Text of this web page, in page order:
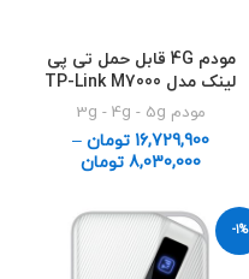
مودم 4G قابل حمل تی پی
لینک مدل TP-Link M7000
مودم 3g - 4g - 5g
16,729,900 تومان –
8,030,000 تومان
-1%